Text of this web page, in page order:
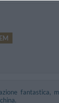
fantastica,